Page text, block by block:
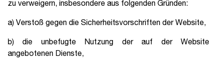
zu verweigern, insbesondere aus folgenden Gründen:
a) Verstoß gegen die Sicherheitsvorschriften der Website,
b) die unbefugte Nutzung der auf der Website
angebotenen Dienste,